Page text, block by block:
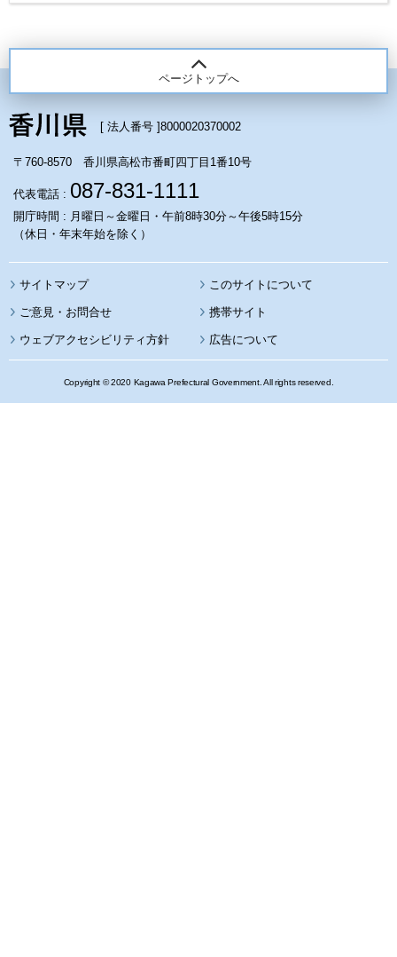
ページトップへ
[ 法人番号 ]8000020370002
〒760-8570 香川県高松市番町四丁目1番10号
代表電話 : 087-831-1111
開庁時間 : 月曜日～金曜日・午前8時30分～午後5時15分
（休日・年末年始を除く）
サイトマップ このサイトについて
携帯サイト
ウェブアクセシビリティ方針 広告について
Copyright © 2020 Kagawa Prefectural Government. All rights reserved.